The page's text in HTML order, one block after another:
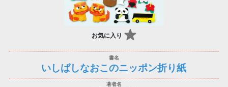
お気に入り
いしばしなおこのニッポン折り紙